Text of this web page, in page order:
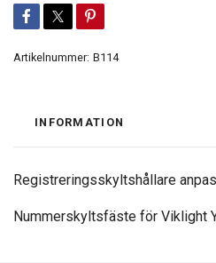
Artikelnummer: B114
INFORMATION
Registreringsskyltshållare
Nummerskyltsfäste för Viklight